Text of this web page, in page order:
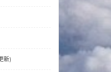
新)